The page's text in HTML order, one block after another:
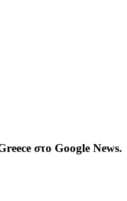
στο Google News.